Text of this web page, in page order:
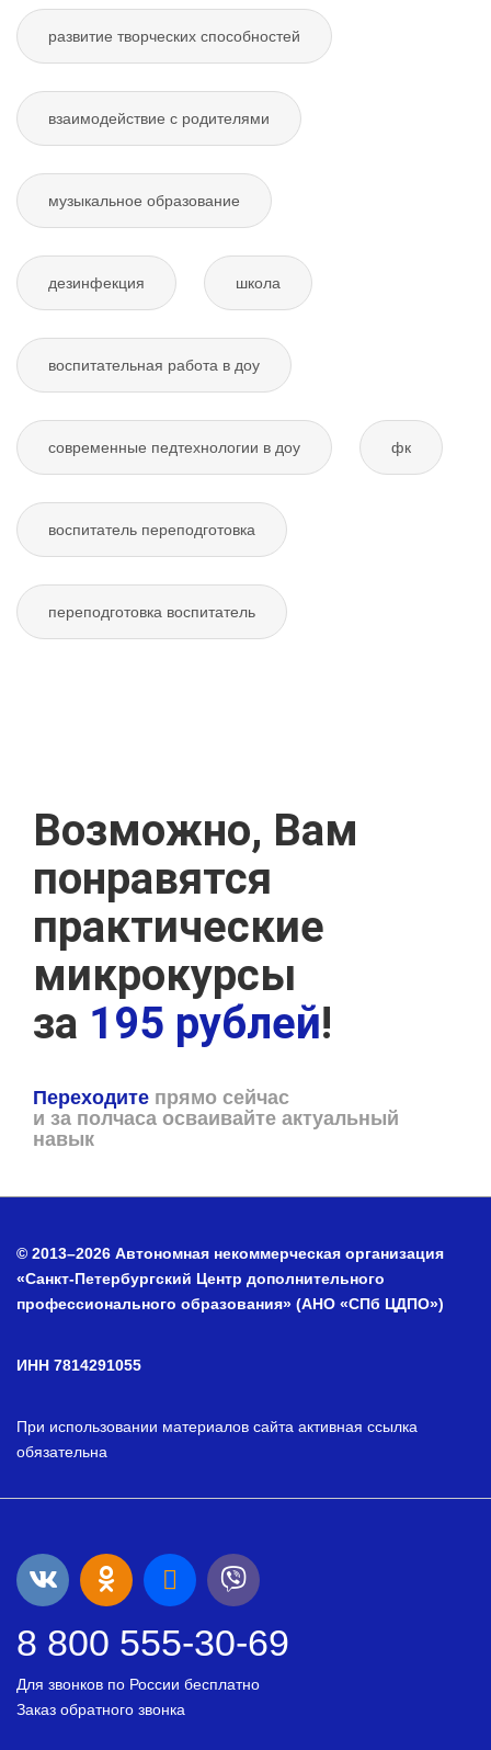
развитие творческих способностей
взаимодействие с родителями
музыкальное образование
дезинфекция школа
воспитательная работа в доу
современные педтехнологии в доу фк
воспитатель переподготовка
переподготовка воспитатель
Возможно, Вам
понравятся
практические
микрокурсы
за 195 рублей!
Переходите прямо сейчас
и за полчаса осваивайте актуальный
навык
© 2013–2026 Автономная некоммерческая организация
«Санкт-Петербургский Центр дополнительного
профессионального образования» (АНО «СПб ЦДПО»)
ИНН 7814291055
При использовании материалов сайта активная ссылка
обязательна
8 800 555-30-69
Для звонков по России бесплатно
Заказ обратного звонка